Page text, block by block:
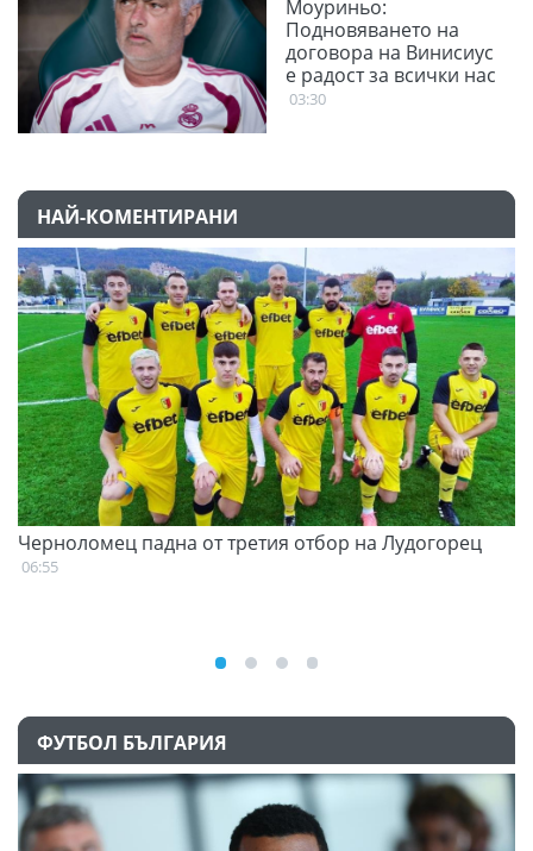
Моуриньо:
Подновяването на
договора на Винисиус
е радост за всички нас
03:30
НАЙ-КОМЕНТИРАНИ
Черноломец падна от третия отбор на Лудогорец
06:55
ФУТБОЛ БЪЛГАРИЯ